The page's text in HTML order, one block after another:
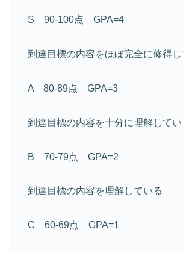
S 90-100点 GPA=4
到達目標の内容をほぼ完全に修得し
A 80-89点 GPA=3
到達目標の内容を十分に理解してい
B 70-79点 GPA=2
到達目標の内容を理解している
C 60-69点 GPA=1